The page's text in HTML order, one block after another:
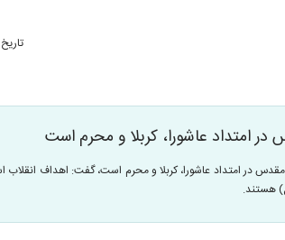
امتداد عاشورا، کربلا و محرم است
مقدس در امتداد عاشورا، کربلا و محرم است، گفت: اهداف
هستند.